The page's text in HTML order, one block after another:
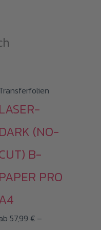
LASER-
DARK (NO-
B-
PAPER PRO
57,99 € –